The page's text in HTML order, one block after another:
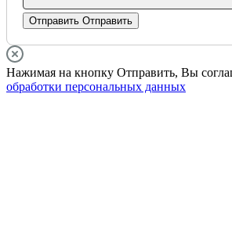
Отправить Отправить
Нажимая на кнопку Отправить, Вы
обработки персональных данных